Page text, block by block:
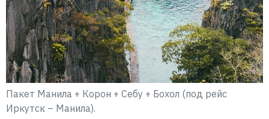
Пакет Манила + Корон + Себу + Бохол (под рейс
Иркутск – Манила).